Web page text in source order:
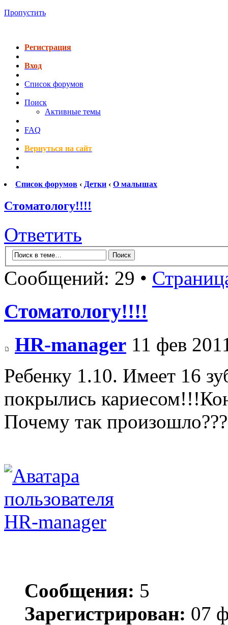
Пропустить
Регистрация
Вход
Список форумов
Поиск
Активные темы
FAQ
Вернуться на сайт
Список форумов ‹ Детки ‹ О малышах
Стоматологу!!!!
Ответить
Сообщений: 29 •
Стоматологу!!!!
HR-manager 11 фев
Ребенку 1.10. Имеет 16
покрылись
Почему так произошло???
HR-manager
Сообщения: 5
Зарегистрирован: 07